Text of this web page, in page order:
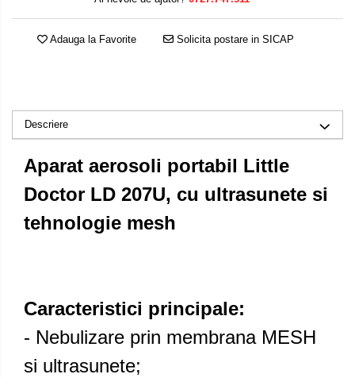
Adauga la Favorite Solicita postare in SICAP
Descriere
Aparat aerosoli portabil Little
Doctor LD 207U, cu ultrasunete si
tehnologie mesh
Caracteristici principale:
- Nebulizare prin membrana MESH
si ultrasunete;